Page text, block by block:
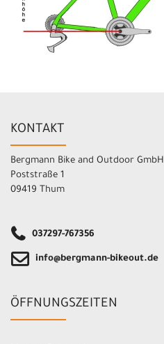
KONTAKT
Bergmann Bike and Outdoor GmbH
Poststraße 1
09419 Thum
037297-767356
info@bergmann-bikeout.de
ÖFFNUNGSZEITEN